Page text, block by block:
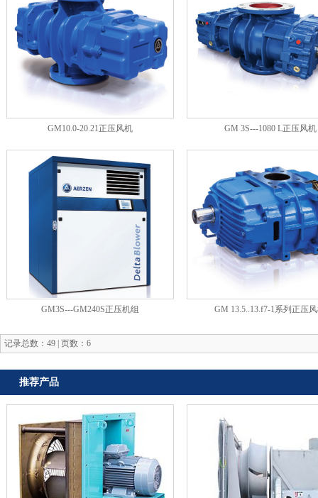
GM10.0-20.21正压风机 GM 3S---1080 L正压风机
GM3S---GM240S正压机组 GM 13.5..13.f7-1系列正压
记录总数：49 | 页数：6
推荐产品